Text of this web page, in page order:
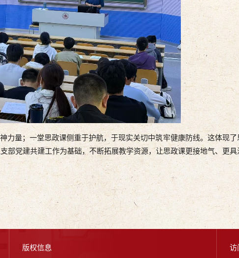
；一堂思政课侧重于护航，于现实关切中筑牢健康防线。这体现了
党建共建工作为基础，不断拓展教学资源，让思政课更接地气、更
版权信息 访